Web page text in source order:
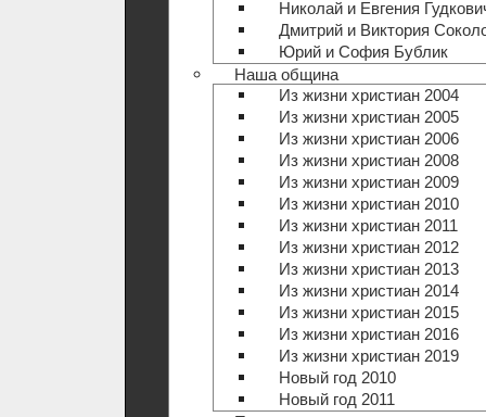
Николай и Евгения
Дмитрий и Виктория
Юрий и София Бублик
Наша община
Из жизни христиан 2004
Из жизни христиан 2005
Из жизни христиан 2006
Из жизни христиан 2008
Из жизни христиан 2009
Из жизни христиан 2010
Из жизни христиан 2011
Из жизни христиан 2012
Из жизни христиан 2013
Из жизни христиан 2014
Из жизни христиан 2015
Из жизни христиан 2016
Из жизни христиан 2019
Новый год 2010
Новый год 2011